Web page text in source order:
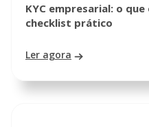
KYC empresarial: o
checklist prático
Ler agora